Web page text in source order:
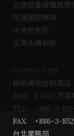
交通部臺灣鐵路管
花蓮國際機場
中央氣象局
企業永續報告
CONTACT US
秧悦美地度假酒店
ADD
97362 花蓮
TEL
+886-3-
FAX
+886-3-
台北業務部